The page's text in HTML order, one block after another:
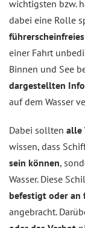
wichtigsten bzw.
dabei eine Rolle
einer Fahrt
Binnen und See
dargestellten
auf dem Wasser
Dabei sollten alle
wissen, dass
sein können,
Wasser. Diese
befestigt oder an
angebracht.